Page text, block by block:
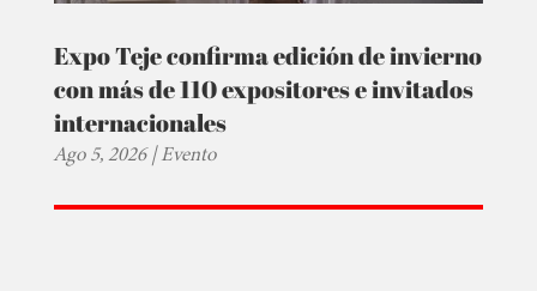
Expo Teje confirma edición de invierno
con más de 110 expositores e invitados
internacionales
Ago 5, 2026|Evento